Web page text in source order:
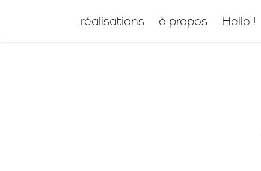
réalisations à propos Hello !